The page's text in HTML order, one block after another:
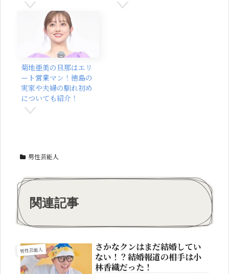
菊地亜美の旦那はエリ
ート営業マン！徳島の
実家や夫婦の馴れ初め
についても紹介！
男性芸能人
関連記事
男性芸能人
さかなクンはまだ結婚してい
ない！？結婚報道の相手は小
林香織だった！